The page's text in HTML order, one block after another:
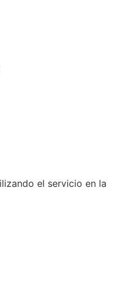
el servicio en la